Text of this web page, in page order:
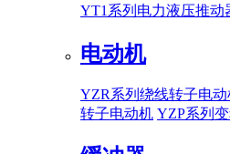
YT1系列电力液压推动
电动机
YZR系列绕线转子电动
转子电动机 YZP系列